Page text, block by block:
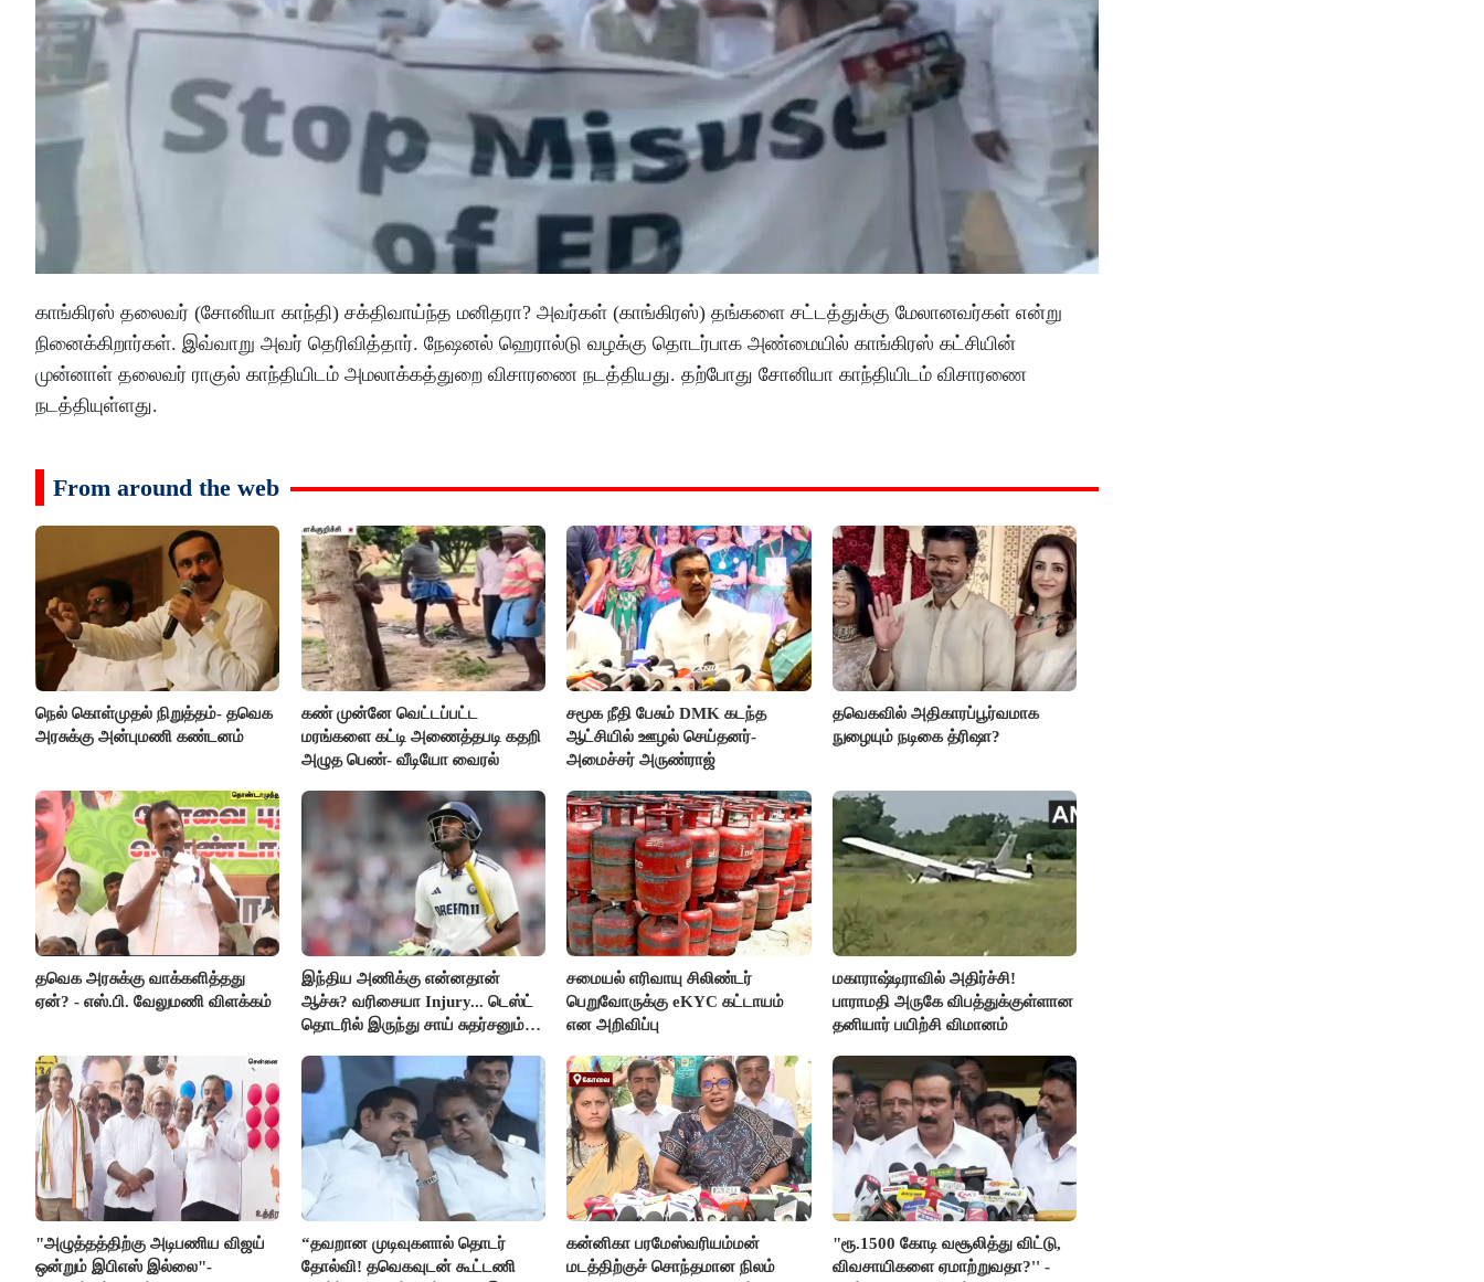
காங்கிரஸ் தலைவர் (சோனியா காந்தி) சக்திவாய்ந்த மனிதரா? அவர்கள் (காங்கிரஸ்) தங்களை சட்டத்துக்கு மேலானவர்கள் என்று
நினைக்கிறார்கள். இவ்வாறு அவர் தெரிவித்தார். நேஷனல் ஹெரால்டு வழக்கு தொடர்பாக அண்மையில் காங்கிரஸ் கட்சியின்
முன்னாள் தலைவர் ராகுல் காந்தியிடம் அமலாக்கத்துறை விசாரணை நடத்தியது. தற்போது சோனியா காந்தியிடம் விசாரணை
நடத்தியுள்ளது.
From around the web
நெல் கொள்முதல் நிறுத்தம்- தவெக
அரசுக்கு அன்புமணி கண்டனம்
கண் முன்னே வெட்டப்பட்ட
மரங்களை கட்டி அணைத்தபடி கதறி
அழுத பெண்- வீடியோ வைரல்
சமூக நீதி பேசும் DMK கடந்த
ஆட்சியில் ஊழல் செய்தனர்-
அமைச்சர் அருண்ராஜ்
தவெகவில் அதிகாரப்பூர்வமாக
நுழையும் நடிகை த்ரிஷா?
தவெக அரசுக்கு வாக்களித்தது
ஏன்? - எஸ்.பி. வேலுமணி விளக்கம்
இந்திய அணிக்கு என்னதான்
ஆச்சு? வரிசையா Injury... டெஸ்ட்
தொடரில் இருந்து சாய் சுதர்சனும்
சமையல் எரிவாயு சிலிண்டர்
பெறுவோருக்கு eKYC கட்டாயம்
என அறிவிப்பு
மகாராஷ்டிராவில் அதிர்ச்சி!
பாராமதி அருகே விபத்துக்குள்ளான
தனியார் பயிற்சி விமானம்
"அழுத்தத்திற்கு அடிபணிய விஜய்
ஒன்றும் இபிஎஸ் இல்லை"-
“தவறான முடிவுகளால் தொடர்
தோல்வி! தவெகவுடன் கூட்டணி
கன்னிகா பரமேஸ்வரியம்மன்
மடத்திற்குச் சொந்தமான நிலம்
"ரூ.1500 கோடி வசூலித்து விட்டு,
விவசாயிகளை ஏமாற்றுவதா?'' -